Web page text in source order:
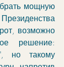
мощную
возможно
решение:
но такому